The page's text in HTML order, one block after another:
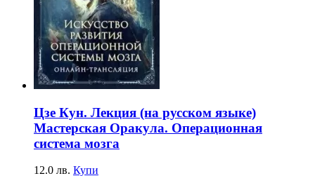
Цзе Кун. Лекция (на русском языке)
Мастерская Оракула. Операционная
система мозга
12.0 лв. Купи